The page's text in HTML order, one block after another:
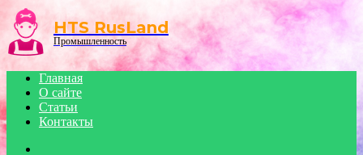
Menu
HTS RusLand
Промышленность
Главная
О сайте
Статьи
Контакты